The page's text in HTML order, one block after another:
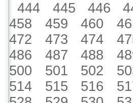
444
445 446
458
459 460
472
473 474
486
487 488
500
501 502
514
515 516